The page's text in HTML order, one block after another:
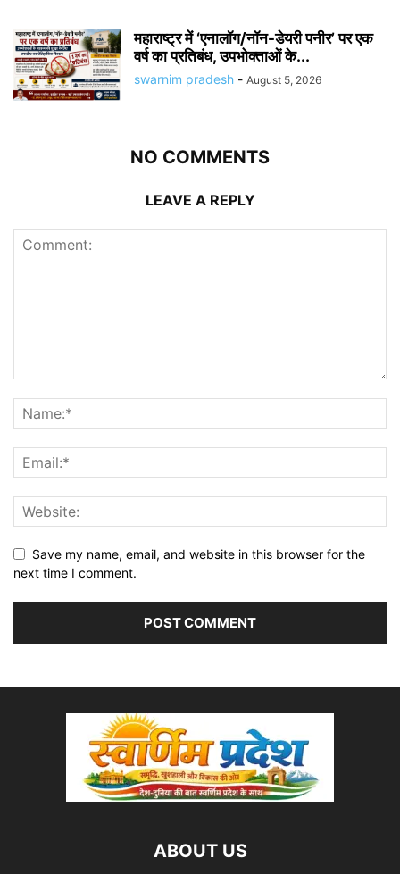
महाराष्ट्र में ‘एनालॉग/नॉन-डेयरी पनीर’ पर एक
वर्ष का प्रतिबंध, उपभोक्ताओं के...
swarnim pradesh - August 5, 2026
NO COMMENTS
LEAVE A REPLY
Save my name, email, and website in this browser for the
next time I comment.
ABOUT US